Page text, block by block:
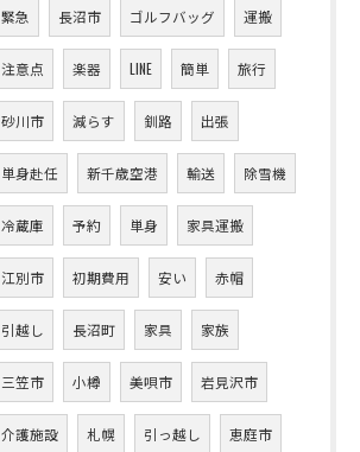
緊急 長沼市 ゴルフバッグ 運搬
注意点 楽器 LINE 簡単 旅行
砂川市 減らす 釧路 出張
単身赴任 新千歳空港 輸送 除雪機
冷蔵庫 予約 単身 家具運搬
江別市 初期費用 安い 赤帽
引越し 長沼町 家具 家族
三笠市 小樽 美唄市 岩見沢市
介護施設 札幌 引っ越し 恵庭市